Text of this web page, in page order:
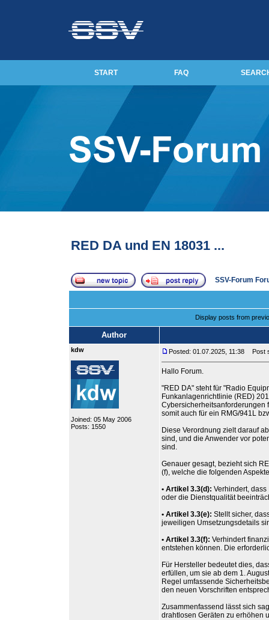
START FAQ
RED DA und EN 18031 ...
SSV-Forum
Display posts from
Author
kdw
Joined: 05 May 2006
Posts: 1550
Posted: 01.07.2025, 11:38 Post
Hallo Forum.
"RED DA" steht für "Radio
Funkanlagenrichtlinie (RED)
Cybersicherheitsanforderungen
somit auch für ein RMG/941L
Diese Verordnung zielt darauf
sind, und die Anwender vor
sind.
Genauer gesagt, bezieht sich
(f), welche die folgenden
• Artikel 3.3(d): Verhindert,
oder die Dienstqualität
• Artikel 3.3(e): Stellt sicher,
jeweiligen Umsetzungsdetails
• Artikel 3.3(f): Verhindert
entstehen können. Die
Für Hersteller bedeutet dies,
erfüllen, um sie ab dem 1.
Regel umfassende
den neuen Vorschriften
Zusammenfassend lässt sich
drahtlosen Geräten zu erhöhen